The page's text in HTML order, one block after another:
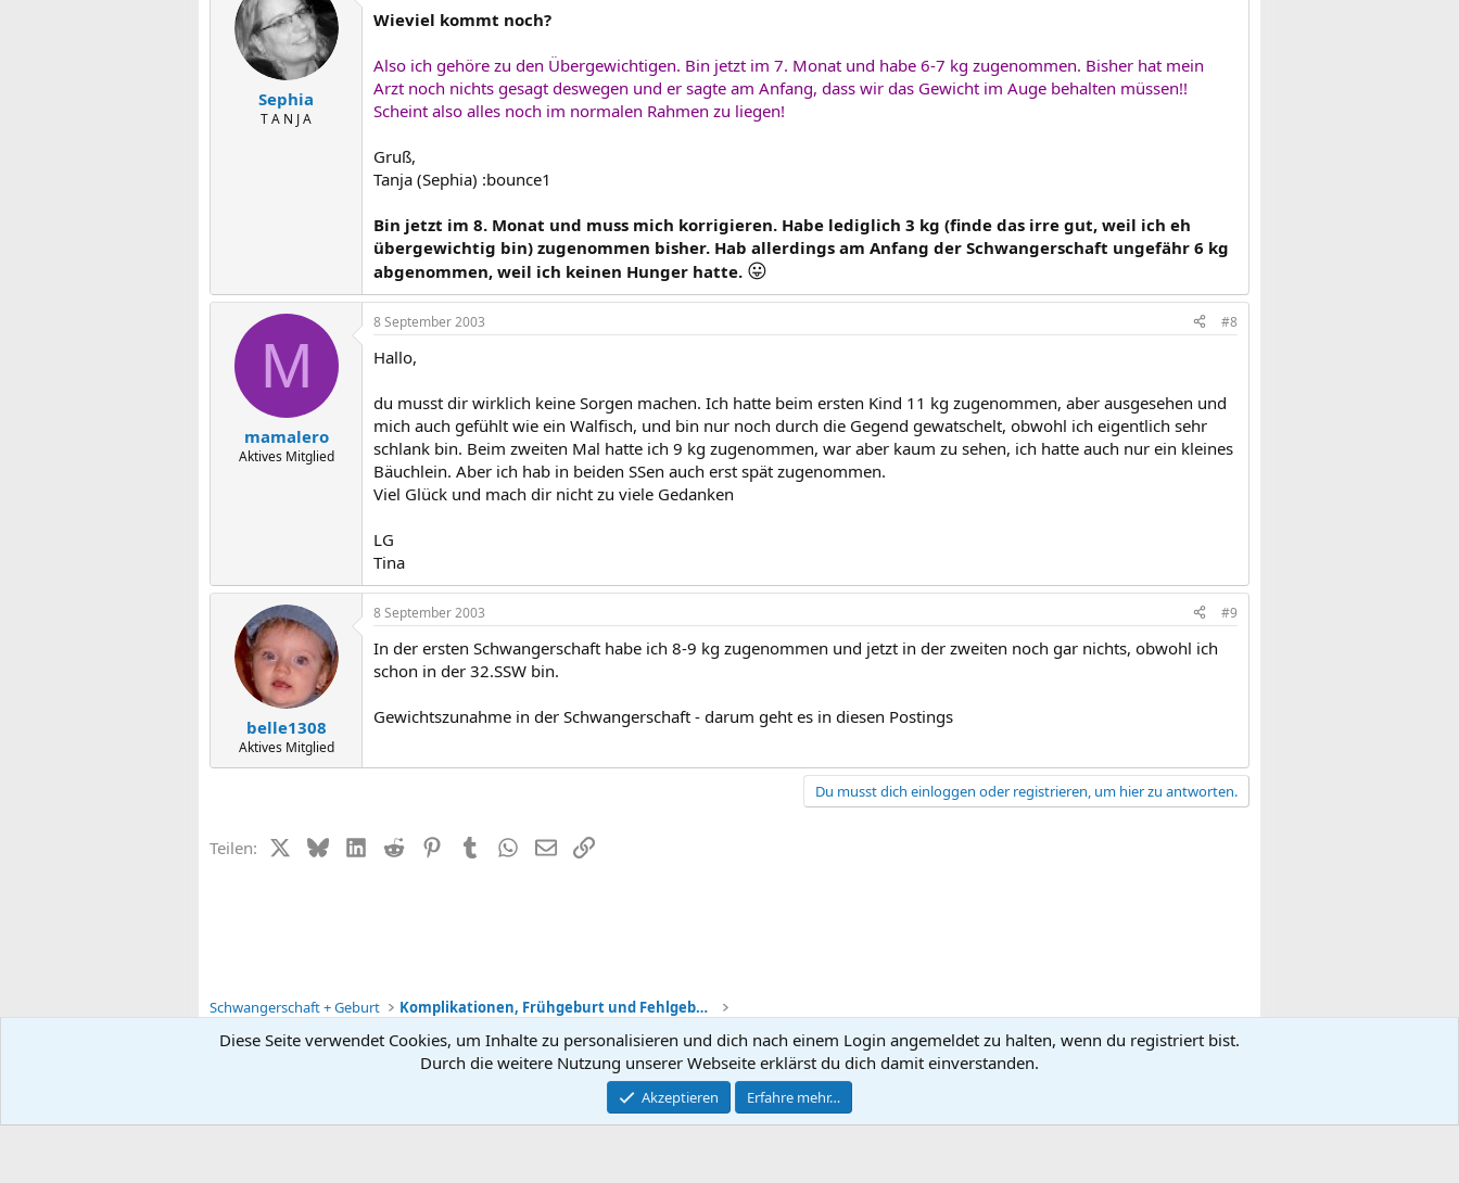
Sephia
T A N J A
Wieviel kommt noch?
Also ich gehöre zu den Übergewichtigen. Bin jetzt im 7. Monat und habe 6-7 kg zugenommen. Bisher hat mein
Arzt noch nichts gesagt deswegen und er sagte am Anfang, dass wir das Gewicht im Auge behalten müssen!!
Scheint also alles noch im normalen Rahmen zu liegen!
Gruß,
Tanja (Sephia) :bounce1
Bin jetzt im 8. Monat und muss mich korrigieren. Habe lediglich 3 kg (finde das irre gut, weil ich eh
übergewichtig bin) zugenommen bisher. Hab allerdings am Anfang der Schwangerschaft ungefähr 6 kg
abgenommen, weil ich keinen Hunger hatte. 😛
M
mamalero
Aktives Mitglied
8 September 2003 #8
Hallo,
du musst dir wirklich keine Sorgen machen. Ich hatte beim ersten Kind 11 kg zugenommen, aber ausgesehen und
mich auch gefühlt wie ein Walfisch, und bin nur noch durch die Gegend gewatschelt, obwohl ich eigentlich sehr
schlank bin. Beim zweiten Mal hatte ich 9 kg zugenommen, war aber kaum zu sehen, ich hatte auch nur ein kleines
Bäuchlein. Aber ich hab in beiden SSen auch erst spät zugenommen.
Viel Glück und mach dir nicht zu viele Gedanken
LG
Tina
belle1308
Aktives Mitglied
8 September 2003 #9
In der ersten Schwangerschaft habe ich 8-9 kg zugenommen und jetzt in der zweiten noch gar nichts, obwohl ich
schon in der 32.SSW bin.
Gewichtszunahme in der Schwangerschaft - darum geht es in diesen Postings
Du musst dich einloggen oder registrieren, um hier zu antworten.
Teilen: X (Twitter)
BlueskyLinkedIn
Reddit PinterestTumblrWhatsApp
E-MailLink
Schwangerschaft + Geburt Komplikationen, Frühgeburt und Fehlgeburt
Kontakt Nutzungsbedingungen Datenschutz
Community platform by XenForo ® © 2010-2026 XenForo Ltd.
Diese Seite verwendet Cookies, um Inhalte zu personalisieren und dich nach einem Login angemeldet zu halten, wenn du registriert bist.
Durch die weitere Nutzung unserer Webseite erklärst du dich damit einverstanden.
Akzeptieren Erfahre mehr…